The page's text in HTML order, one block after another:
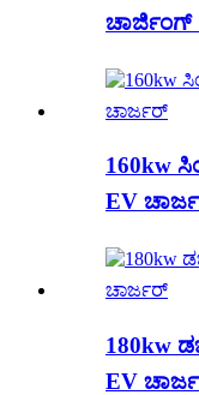
ಚಾರ್ಜಿಂಗ್
160kw
EV
180kw
EV